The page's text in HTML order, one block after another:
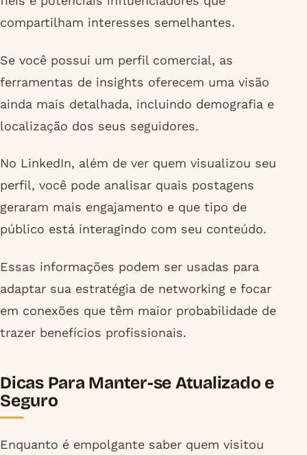
compartilham interesses semelhantes.
Se você possui um perfil comercial, as
ferramentas de insights oferecem uma visão
ainda mais detalhada, incluindo demografia e
localização dos seus seguidores.
No LinkedIn, além de ver quem visualizou seu
perfil, você pode analisar quais postagens
geraram mais engajamento e que tipo de
público está interagindo com seu conteúdo.
Essas informações podem ser usadas para
adaptar sua estratégia de networking e focar
em conexões que têm maior probabilidade de
trazer benefícios profissionais.
Dicas Para Manter-se Atualizado e
Seguro
Enquanto é empolgante saber quem visitou